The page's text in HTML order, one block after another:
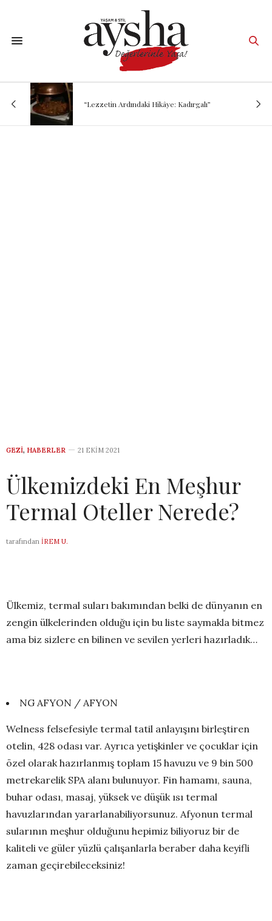
“Lezzetin Ardındaki Hikâye: Kadırgalı”
GEZI, HABERLER 21 EKIM 2021
Ülkemizdeki En Meşhur
Termal Oteller Nerede?
tarafından İREM U.
Ülkemiz, termal suları bakımından belki de dünyanın en
zengin ülkelerinden olduğu için bu liste saymakla bitmez
ama biz sizlere en bilinen ve sevilen yerleri hazırladık…
NG AFYON / AFYON
Welness felsefesiyle termal tatil anlayışını birleştiren
otelin, 428 odası var. Ayrıca yetişkinler ve çocuklar için
özel olarak hazırlanmış toplam 15 havuzu ve 9 bin 500
metrekarelik SPA alanı bulunuyor. Fin hamamı, sauna,
buhar odası, masaj, yüksek ve düşük ısı termal
havuzlarından yararlanabiliyorsunuz. Afyonun termal
sularının meşhur olduğunu hepimiz biliyoruz bir de
kaliteli ve güler yüzlü çalışanlarla beraber daha keyifli
zaman geçirebileceksiniz!